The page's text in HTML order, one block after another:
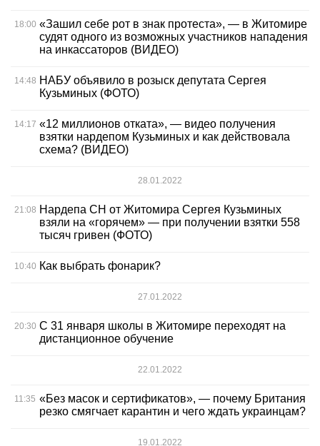
18:00 «Зашил себе рот в знак протеста», — в Житомире
судят одного из возможных участников нападения
на инкассаторов (ВИДЕО)
14:48 НАБУ объявило в розыск депутата Сергея
Кузьминых (ФОТО)
14:17 «12 миллионов отката», — видео получения
взятки нардепом Кузьминых и как действовала
схема? (ВИДЕО)
28.01.2022
21:08 Нардепа СН от Житомира Сергея Кузьминых
взяли на «горячем» — при получении взятки 558
тысяч гривен (ФОТО)
10:40 Как выбрать фонарик?
27.01.2022
20:30 С 31 января школы в Житомире переходят на
дистанционное обучение
22.01.2022
11:35 «Без масок и сертификатов», — почему Британия
резко смягчает карантин и чего ждать украинцам?
19.01.2022